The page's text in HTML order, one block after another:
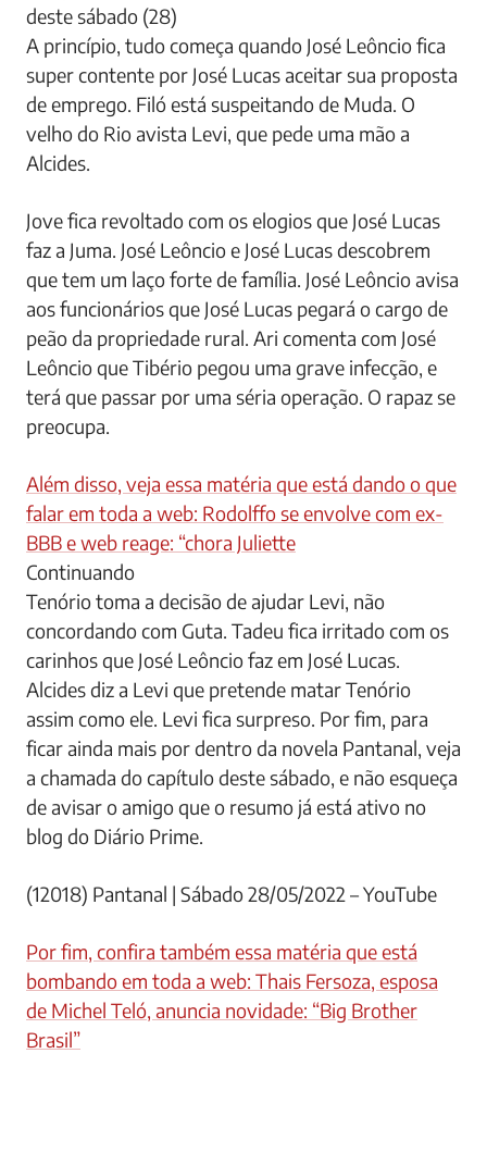
deste sábado (28)
A princípio, tudo começa quando José Leôncio fica
super contente por José Lucas aceitar sua proposta
de emprego. Filó está suspeitando de Muda. O
velho do Rio avista Levi, que pede uma mão a
Alcides.
Jove fica revoltado com os elogios que José Lucas
faz a Juma. José Leôncio e José Lucas descobrem
que tem um laço forte de família. José Leôncio avisa
aos funcionários que José Lucas pegará o cargo de
peão da propriedade rural. Ari comenta com José
Leôncio que Tibério pegou uma grave infecção, e
terá que passar por uma séria operação. O rapaz se
preocupa.
Além disso, veja essa matéria que está dando o que
falar em toda a web: Rodolffo se envolve com ex-
BBB e web reage: “chora Juliette
Continuando
Tenório toma a decisão de ajudar Levi, não
concordando com Guta. Tadeu fica irritado com os
carinhos que José Leôncio faz em José Lucas.
Alcides diz a Levi que pretende matar Tenório
assim como ele. Levi fica surpreso. Por fim, para
ficar ainda mais por dentro da novela Pantanal, veja
a chamada do capítulo deste sábado, e não esqueça
de avisar o amigo que o resumo já está ativo no
blog do Diário Prime.
(12018) Pantanal | Sábado 28/05/2022 – YouTube
Por fim, confira também essa matéria que está
bombando em toda a web: Thais Fersoza, esposa
de Michel Teló, anuncia novidade: “Big Brother
Brasil”